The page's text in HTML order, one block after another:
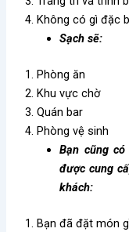
4. Không có gì đặc
Sạch sẽ:
1. Phòng ăn
2. Khu vực chờ
3. Quán bar
4. Phòng vệ sinh
Bạn cũng
được cung
khách:
1. Bạn đã đặt món